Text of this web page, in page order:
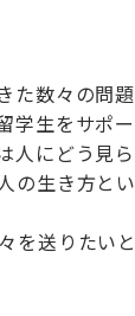
数々の問
生をサポ
にどう見
生き方と
送りたいと